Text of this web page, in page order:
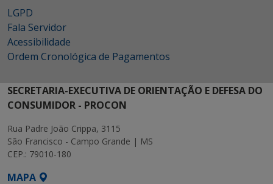
LGPD
Fala Servidor
Acessibilidade
Ordem Cronológica de Pagamentos
SECRETARIA-EXECUTIVA DE ORIENTAÇÃO E DEFESA DO
CONSUMIDOR - PROCON
Rua Padre João Crippa, 3115
São Francisco - Campo Grande | MS
CEP.: 79010-180
MAPA